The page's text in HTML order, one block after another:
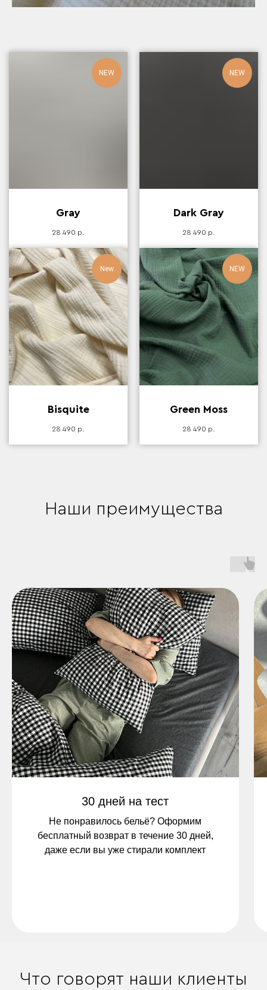
NEW
Gray
28 490 р.
NEW
Dark Gray
28 490 р.
New
Bisquite
28 490 р.
NEW
Green Moss
28 490 р.
Наши преимущества
30 дней на тест
Не понравилось бельё? Оформим
бесплатный возврат в течение 30 дней,
даже если вы уже стирали комплект
Что говорят наши клиенты